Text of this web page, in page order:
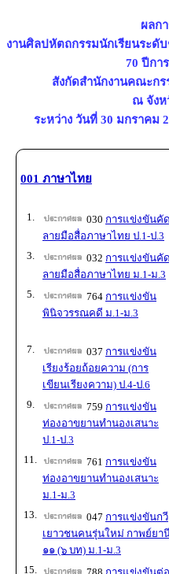
ผลก
งานศิลปหัตถกรรมนักเรียนระดั
70 ปีกา
สังกัดสำนักงานคณะก
ณ จังห
ระหว่าง วันที่ 30 มกราคม
001 ภาษาไทย
1. 030 การแข่งขันคัด
ลายมือสื่อภาษาไทย ป.1-ป.3
3.
032 การแข่งขันคัด
ลายมือสื่อภาษาไทย ม.1-ม.3
5.
764 การแข่งขัน
พินิจวรรณคดี ม.1-ม.3
7.
037 การแข่งขัน
เรียงร้อยถ้อยความ (การ
เขียนเรียงความ) ป.4-ป.6
9.
759 การแข่งขัน
ท่องอาขยานทำนองเสนาะ
ป.1-ป.3
11.
761 การแข่งขัน
ท่องอาขยานทำนองเสนาะ
ม.1-ม.3
13.
047 การแข่งขันกวี
เยาวชนคนรุ่นใหม่ กาพย์ยา
๑๑ (๖ บท) ม.1-ม.3
15.